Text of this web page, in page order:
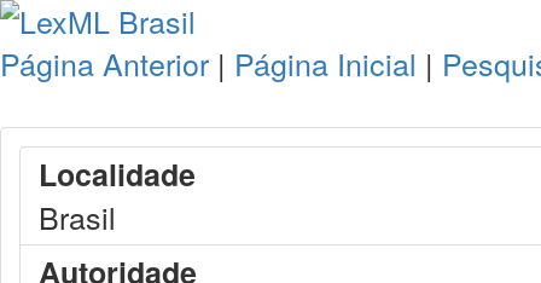
Página Anterior | Página Inicial |
Localidade
Brasil
Autoridade